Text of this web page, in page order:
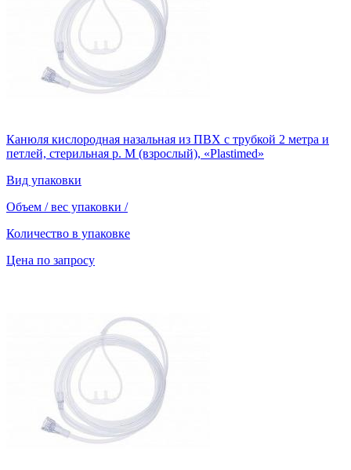
Канюля кислородная назальная из ПВХ с трубкой 2 метра и
петлей, стерильная р. М (взрослый), «Plastimed»
Вид упаковки
Объем / вес упаковки /
Количество в упаковке
Цена по запросу